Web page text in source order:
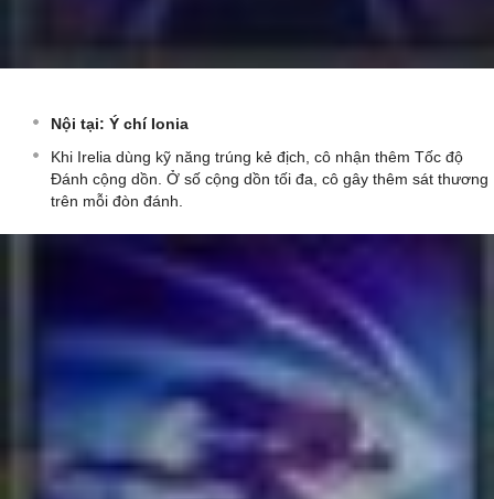
Nội tại: Ý chí Ionia
Khi Irelia dùng kỹ năng trúng kẻ địch, cô nhận thêm Tốc độ
Đánh cộng dồn. Ở số cộng dồn tối đa, cô gây thêm sát thương
trên mỗi đòn đánh.